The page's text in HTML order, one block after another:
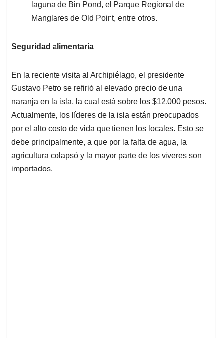
laguna de Bin Pond, el Parque Regional de
Manglares de Old Point, entre otros.
Seguridad alimentaria
En la reciente visita al Archipiélago, el presidente
Gustavo Petro se refirió al elevado precio de una
naranja en la isla, la cual está sobre los $12.000 pesos.
Actualmente, los líderes de la isla están preocupados
por el alto costo de vida que tienen los locales. Esto se
debe principalmente, a que por la falta de agua, la
agricultura colapsó y la mayor parte de los víveres son
importados.